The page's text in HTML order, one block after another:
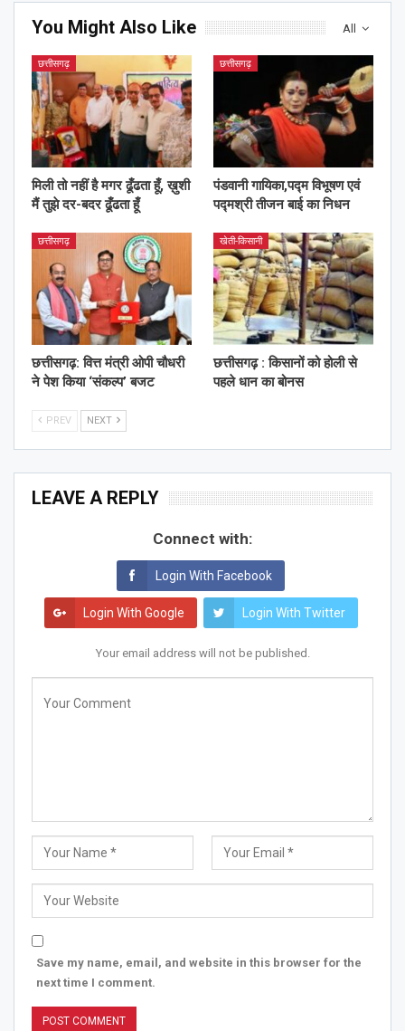
All
You Might Also Like
छत्तीसगढ़
मिली तो नहीं है मगर ढूँढता हूँ, ख़ुशी
मैं तुझे दर-बदर ढूँढता हूँ
छत्तीसगढ़
पंडवानी गायिका,पद्म विभूषण एवं
पद्मश्री तीजन बाई का निधन
छत्तीसगढ़
छत्तीसगढ़: वित्त मंत्री ओपी चौधरी
ने पेश किया ‘संकल्प’ बजट
खेती-किसानी
छत्तीसगढ़ : किसानों को होली से
पहले धान का बोनस
PREV NEXT
LEAVE A REPLY
Connect with:
Login With Facebook
Login With Google Login With Twitter
Your email address will not be published.
Save my name, email, and website in this browser for the
next time I comment.